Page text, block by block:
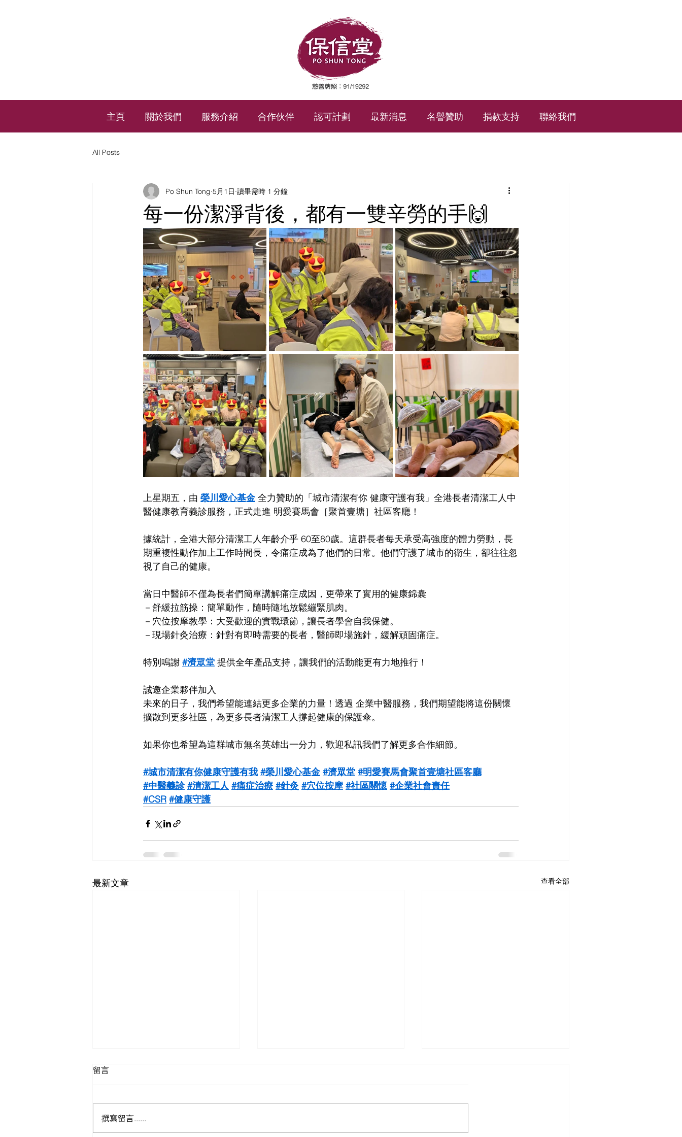
主頁 關於我們 服務介紹 合作伙伴 認可計劃 最新消息 名譽贊助 捐款支持 聯絡我們
All Posts
每一份潔淨背後，都有一雙辛勞的手🙌
Po Shun Tong 5月1日 讀畢需時 1 分鐘
上星期五，由 榮川愛心基金 全力贊助的「城市清潔有你 健康守護有我」全港長者清潔工人中
醫健康教育義診服務，正式走進 明愛賽馬會［聚首壹塘］社區客廳！
據統計，全港大部分清潔工人年齡介乎 60至80歲。這群長者每天承受高強度的體力勞動，長
期重複性動作加上工作時間長，令痛症成為了他們的日常。他們守護了城市的衛生，卻往往忽
視了自己的健康。
當日中醫師不僅為長者們簡單講解痛症成因，更帶來了實用的健康錦囊
－舒緩拉筋操：簡單動作，隨時隨地放鬆繃緊肌肉。
－穴位按摩教學：大受歡迎的實戰環節，讓長者學會自我保健。
－現場針灸治療：針對有即時需要的長者，醫師即場施針，緩解頑固痛症。
特別鳴謝 #濟眾堂 提供全年產品支持，讓我們的活動能更有力地推行！
誠邀企業夥伴加入
未來的日子，我們希望能連結更多企業的力量！透過 企業中醫服務，我們期望能將這份關懷
擴散到更多社區，為更多長者清潔工人撐起健康的保護傘。
如果你也希望為這群城市無名英雄出一分力，歡迎私訊我們了解更多合作細節。
#城市清潔有你健康守護有我 #榮川愛心基金 #濟眾堂 #明愛賽馬會聚首壹塘社區客廳
#中醫義診 #清潔工人 #痛症治療 #針灸 #穴位按摩 #社區關懷 #企業社會責任
#CSR #健康守護
最新文章 查看全部
留言
撰寫留言......